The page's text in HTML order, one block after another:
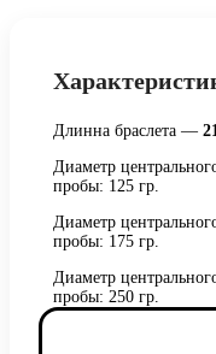
Длинна браслета —
Диаметр
пробы: 125 гр.
Диаметр
пробы: 175 гр.
Диаметр
пробы: 250 гр.